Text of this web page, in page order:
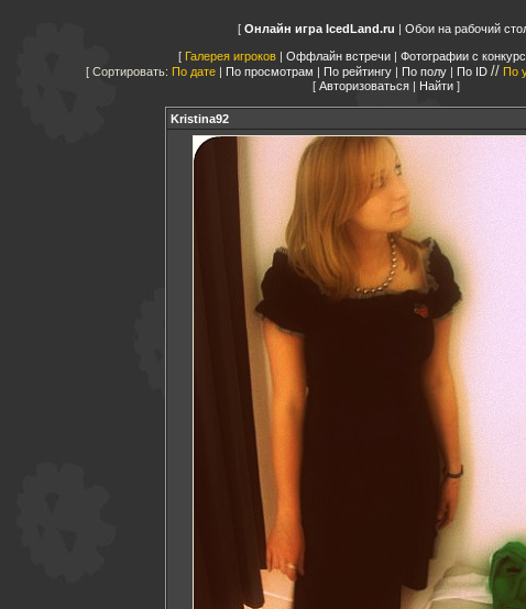
Онлайн игра IcedLand.ru | Обои на рабочий
Галерея игроков| Оффлайн встречи| Фотографии с
Сортировать: По дате | По просмотрам | По рейтингу | По полу | По ID // По
Авторизоваться | Найти
Kristina92